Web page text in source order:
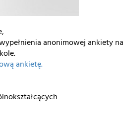
anonimowej ankiety
ankietę.